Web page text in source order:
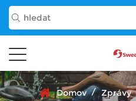
Domov / Zprávy